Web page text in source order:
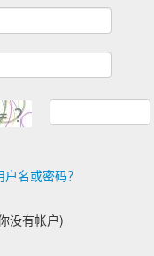
户名或密码？
没有帐户)